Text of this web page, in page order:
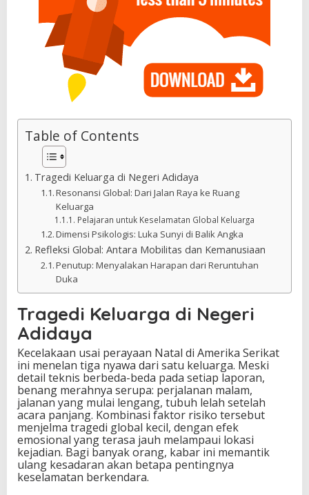
Table of Contents
Tragedi Keluarga di Negeri Adidaya
Resonansi Global: Dari Jalan Raya ke Ruang
Keluarga
Pelajaran untuk Keselamatan Global Keluarga
Dimensi Psikologis: Luka Sunyi di Balik Angka
Refleksi Global: Antara Mobilitas dan Kemanusiaan
Penutup: Menyalakan Harapan dari Reruntuhan
Duka
Tragedi Keluarga di Negeri
Adidaya
Kecelakaan usai perayaan Natal di Amerika Serikat
ini menelan tiga nyawa dari satu keluarga. Meski
detail teknis berbeda-beda pada setiap laporan,
benang merahnya serupa: perjalanan malam,
jalanan yang mulai lengang, tubuh lelah setelah
acara panjang. Kombinasi faktor risiko tersebut
menjelma tragedi global kecil, dengan efek
emosional yang terasa jauh melampaui lokasi
kejadian. Bagi banyak orang, kabar ini memantik
ulang kesadaran akan betapa pentingnya
keselamatan berkendara.